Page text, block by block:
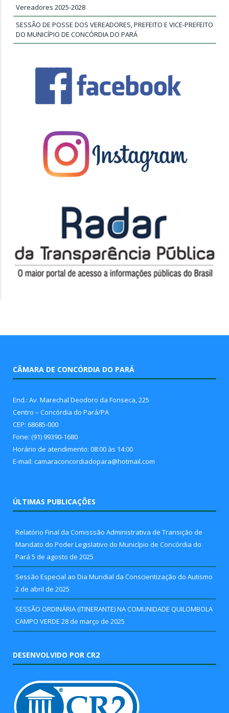
Vereadores 2025-2028
SESSÃO DE POSSE DOS VEREADORES, PREFEITO E VICE-PREFEITO
DO MUNICÍPIO DE CONCÓRDIA DO PARÁ
CÂMARA DE CONCÓRDIA DO PARÁ
End.: Av. Marechal Deodoro da Fonseca, 225
Centro – Concórdia do Pará/PA
CEP: 68685-000
Fone: (91) 99390-1680
Horário de atendimento: 08:00 às 14:00
E-mail: camaraconcordiadopara@hotmail.com
ÚLTIMAS PUBLICAÇÕES
Relatório Final da Comisssão Administrativa de Transição de
Mandato do Poder Legislativo do Município de Concórdia do
Pará 5 de agosto de 2025
Sessão Especial ao Dia Mundial da Conscientização do Autismo
2 de abril de 2025
SESSÃO ORDINÁRIA (ITINERANTE) NA COMUNIDADE QUILOMBOLA
CAMPO VERDE 28 de março de 2025
DESENVOLVIDO POR CR2